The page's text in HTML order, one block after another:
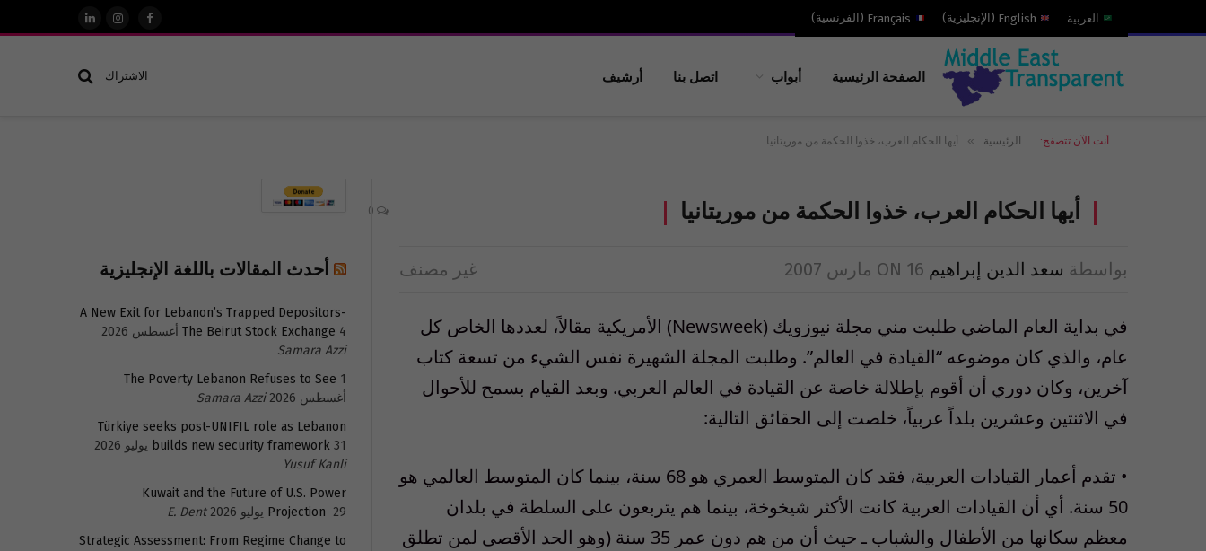
العربية English
( الإنجليزية)
Français
( الفرنسية)
فيسبوكالانستغرام
لينكدإن
الصفحة الرئيسية أبواب اتصل بنا أرشيف الاشتراك
أنت الآن تتصفح: الرئيسية » أيها الحكام العرب، خذوا الحكمة من موريتانيا
أيها الحكام العرب، خذوا الحكمة من موريتانيا
بواسطة سعد الدين إبراهيم ON 16 مارس 2007 غير مصنف
في بداية العام الماضي طلبت مني مجلة نيوزويك (Newsweek) الأمريكية مقالاً، لعددها الخاص كل
عام، والذي كان موضوعه “القيادة في العالم”. وطلبت المجلة الشهيرة نفس الشيء من تسعة كتاب
آخرين، وكان دوري أن أقوم بإطلالة خاصة عن القيادة في العالم العربي. وبعد القيام بسمح للأحوال
في الاثنتين وعشرين بلداً عربياً، خلصت إلى الحقائق التالية:
• تقدم أعمار القيادات العربية، فقد كان المتوسط العمري هو 68 سنة، بينما كان المتوسط العالمي هو
50 سنة. أي أن القيادات العربية كانت الأكثر شيخوخة، بينما هم يتربعون على السلطة في بلدان
معظم سكانها من الأطفال والشباب ـ حيث أن من هم دون عمر 35 سنة (وهو الحد الأقصى لمن تطلق
أحدث المقالات باللغة الإنجليزية
A New Exit for Lebanon’s Trapped Depositors-
The Beirut Stock Exchange 4 أغسطس 2026
Samara Azzi
The Poverty Lebanon Refuses to See 1
أغسطس 2026
Samara Azzi
Türkiye seeks post-UNIFIL role as Lebanon
builds new security framework 31 يوليو 2026
Yusuf Kanli
Kuwait and the Future of U.S. Power
Projection 29 يوليو 2026
E. Dent
Strategic Assessment: From Regime Change to